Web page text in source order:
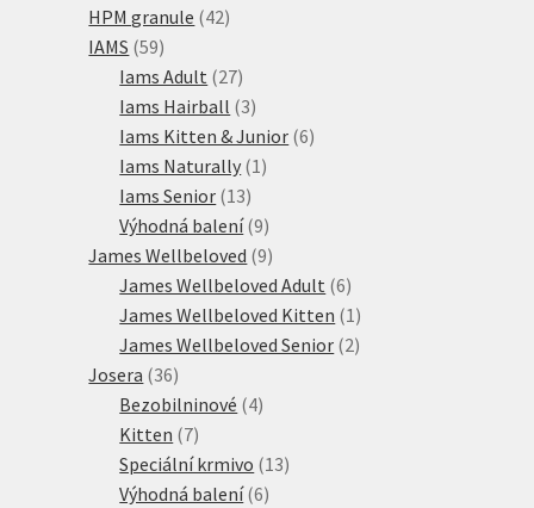
HPM granule 4242
IAMS 5959
produktů
Iams Adult 2727
produktů
Iams Hairball 33
produkty
Iams Kitten & Junior 66
Iams Naturally 1 1
Iams Senior 1313
produktů
Výhodná balení 99
produktů
James Wellbeloved 99
produktů
James Wellbeloved Adult 66
produktů
James Wellbeloved Kitten 1 1
produkt
James Wellbeloved Senior 22
Josera 3636
produktů
Bezobilninové 44
Kitten 77
produktů
Speciální krmivo 1313
Výhodná balení 66